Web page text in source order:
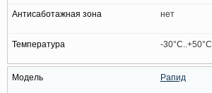
нет
-30°C..+50°C
Рапид